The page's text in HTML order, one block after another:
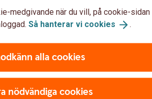
om
medgivande när du vill, på cookie-
Så hanterar vi cookies .
alla cookies
nödvändiga cookies